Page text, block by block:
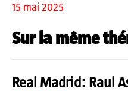
15 mai 2025
Sur la même
Real Madrid: Raul